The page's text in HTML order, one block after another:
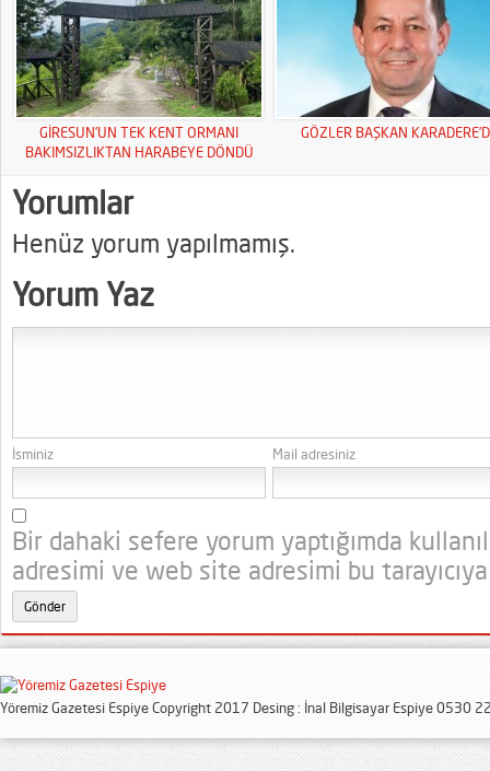
GİRESUN’UN TEK KENT ORMANI
BAKIMSIZLIKTAN HARABEYE DÖNDÜ
GÖZLER BAŞKAN
Yorumlar
Henüz yorum yapılmamış.
Yorum Yaz
İsminiz Mail adresiniz
Bir dahaki sefere yorum yaptığımda
adresimi ve web site adresimi bu
Yöremiz Gazetesi Espiye Copyright 2017 Desing : İnal Bilgisayar Espiye 0530